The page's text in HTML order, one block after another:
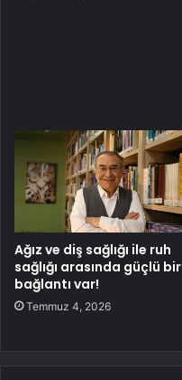
Ağız ve diş sağlığı ile ruh
sağlığı arasında güçlü bir
bağlantı var!
Temmuz 4, 2026